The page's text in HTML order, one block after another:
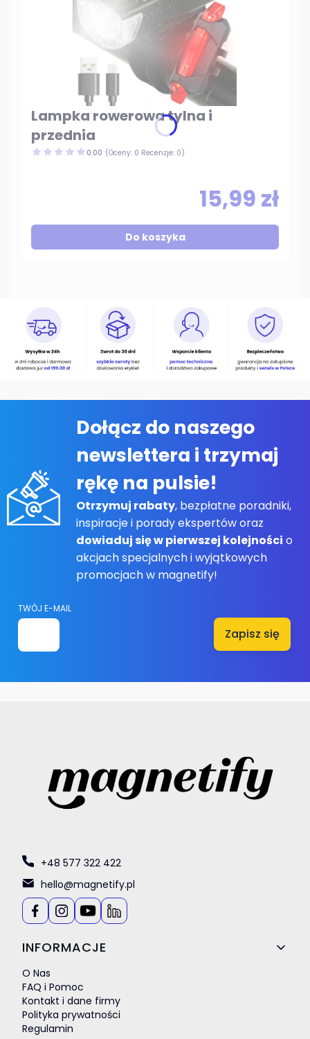
Lampka rowerowa tylna i
przednia
0.00 (Oceny: 0 Recenzje: 0)
15,99 zł
Do koszyka
Dołącz do naszego
newslettera i trzymaj
rękę na pulsie!
Otrzymuj rabaty, bezpłatne poradniki,
inspiracje i porady ekspertów oraz
dowiaduj się w pierwszej kolejności o
akcjach specjalnych i wyjątkowych
promocjach w magnetify!
TWÓJ E-MAIL
Zapisz się
+48 577 322 422
hello@magnetify.pl
Linki w stopce
INFORMACJE
O Nas
FAQ i Pomoc
Kontakt i dane firmy
Polityka prywatności
Regulamin